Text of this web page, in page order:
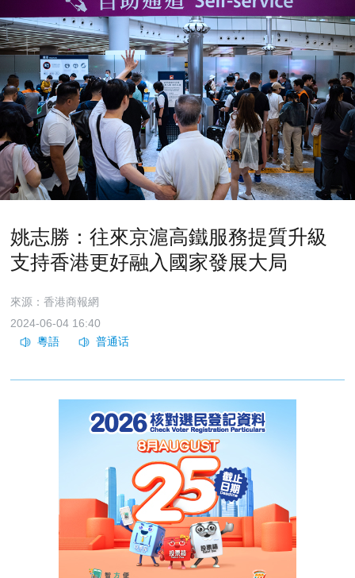
姚志勝：往來京滬高鐵服務提質升級
支持香港更好融入國家發展大局
來源：香港商報網
2024-06-04 16:40